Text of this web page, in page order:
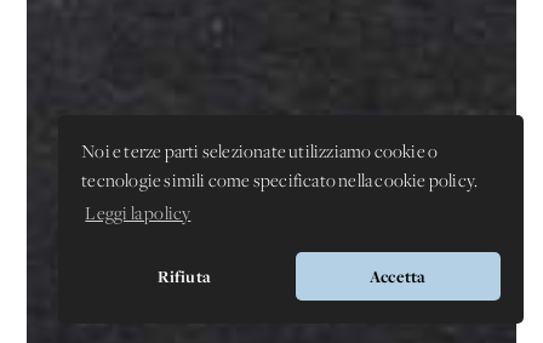
Noi e terze parti selezionate utilizziamo cookie o
tecnologie simili come specificato nella cookie policy.
Leggi la policy
Rifiuta Accetta